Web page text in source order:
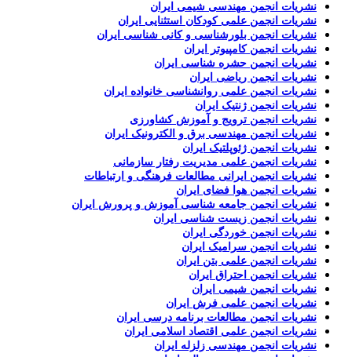
نشریات انجمن مهندسی شیمی ایران
نشریات انجمن علمی کودکان استثنایی ایران
نشریات انجمن بلورشناسی و کانی شناسی ایران
نشریات انجمن کامپیوتر ایران
نشریات انجمن حشره شناسی ایران
نشریات انجمن ریاضی ایران
نشریات انجمن علمی روانشناسی خانواده ایران
نشریات انجمن ژنتیک ایران
نشریات انجمن ترویج و آموزش کشاورزی
نشریات انجمن مهندسی برق و الکترونیک ایران
نشریات انجمن ژئوپلتیک ایران
نشریات انجمن علمی مدیریت رفتار سازمانی
نشریات انجمن ایرانی مطالعات فرهنگی و ارتباطات
نشریات انجمن هوا فضای ایران
نشریات انجمن جامعه شناسی آموزش و پرورش ایران
نشریات انجمن زیست شناسی ایران
نشریات انجمن خوردگی ایران
نشریات انجمن سرامیک ایران
نشریات انجمن علمی بتن ایران
نشریات انجمن احتراق ایران
نشریات انجمن شیمی ایران
نشریات انجمن علمی فرش ایران
نشریات انجمن مطالعات برنامه درسی ایران
نشریات انجمن علمی اقتصاد اسلامی ایران
نشریات انجمن مهندسی زلزله ایران